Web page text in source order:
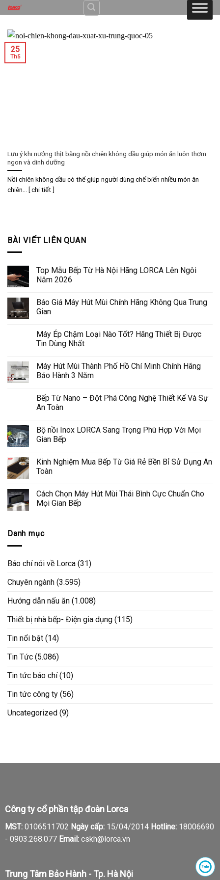
Skip
to
content
Lưu ý khi nướng thịt bằng nồi chiên không dầu giúp món ăn luôn thơm
ngon và dinh dưỡng
Nồi chiên không dầu có thể giúp người dùng chế biến nhiều món ăn
chiên... [ chi tiết ]
25
Th5
BÀI VIẾT LIÊN QUAN
Top Mẫu Bếp Từ Hà Nội Hãng LORCA Lên Ngôi
Năm 2026
Báo Giá Máy Hút Mùi Chính Hãng Không Qua Trung
Gian
Máy Ép Chậm Loại Nào Tốt? Hãng Thiết Bị Được
Tin Dùng Nhất
Máy Hút Mùi Thành Phố Hồ Chí Minh Chính Hãng
Bảo Hành 3 Năm
Bếp Từ Nano – Đột Phá Công Nghệ Thiết Kế Và Sự
An Toàn
Bộ nồi Inox LORCA Sang Trọng Phù Hợp Với Mọi
Gian Bếp
Kinh Nghiệm Mua Bếp Từ Giá Rẻ Bền Bỉ Sử Dụng An
Toàn
Cách Chọn Máy Hút Mùi Thái Bình Cực Chuẩn Cho
Mọi Gian Bếp
Danh mục
Báo chí nói về Lorca (31)
Chuyên ngành (3.595)
Hướng dẫn nấu ăn (1.008)
Thiết bị nhà bếp- Điện gia dụng (115)
Tin nổi bật (14)
Tin Tức (5.086)
Tin tức báo chí(10)
Tin tức công ty (56)
Uncategorized (9)
Công ty cổ phần tập đoàn Lorca
MST:0106511702 Ngày cấp:15/04/2014 Hotline:18006690
- 0903.268.077 Email:cskh@lorca.vn
Trung Tâm Bảo Hành - Tp. Hà Nội